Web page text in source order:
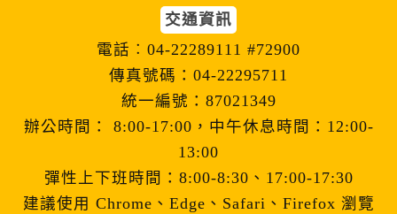
交通資訊
電話︰04-22289111 #72900
傳真號碼：04-22295711
統一編號：87021349
辦公時間： 8:00-17:00，中午休息時間：12:00-
13:00
彈性上下班時間：8:00-8:30、17:00-17:30
建議使用 Chrome、Edge、Safari、Firefox 瀏覽